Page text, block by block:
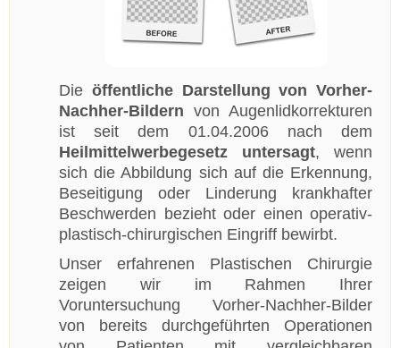
Die öffentliche Darstellung von Vorher-
Nachher-Bildern von Augenlidkorrekturen
ist seit dem 01.04.2006 nach dem
Heilmittelwerbegesetz untersagt, wenn
sich die Abbildung sich auf die Erkennung,
Beseitigung oder Linderung krankhafter
Beschwerden bezieht oder einen operativ-
plastisch-chirurgischen Eingriff bewirbt.
Unser erfahrenen Plastischen Chirurgie
zeigen wir im Rahmen Ihrer
Voruntersuchung Vorher-Nachher-Bilder
von bereits durchgeführten Operationen